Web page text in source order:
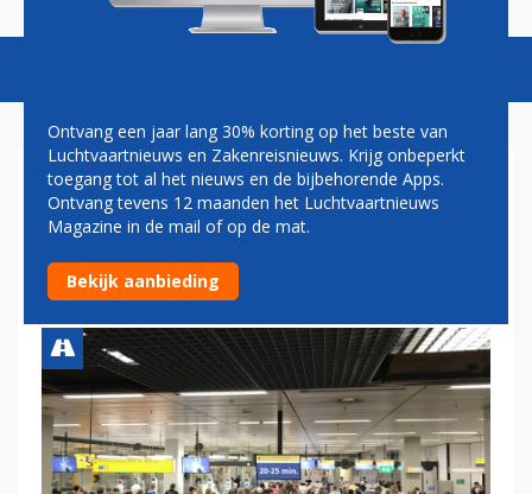
RECORDZOMER VOOR
NEDERLANDSE
LUCHTHAVENS
Ontvang een jaar lang 30% korting op het beste van
Luchtvaartnieuws en Zakenreisnieuws. Krijg onbeperkt
toegang tot al het nieuws en de bijbehorende Apps.
Ontvang tevens 12 maanden het Luchtvaartnieuws
Magazine in de mail of op de mat.
Bekijk aanbieding